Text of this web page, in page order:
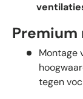
Premium
Montage
tegen